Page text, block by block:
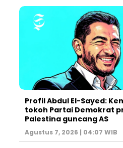
Profil Abdul El-Sayed:
tokoh Partai Demokrat
Palestina guncang AS
Agustus 7, 2026 | 04:07 WIB